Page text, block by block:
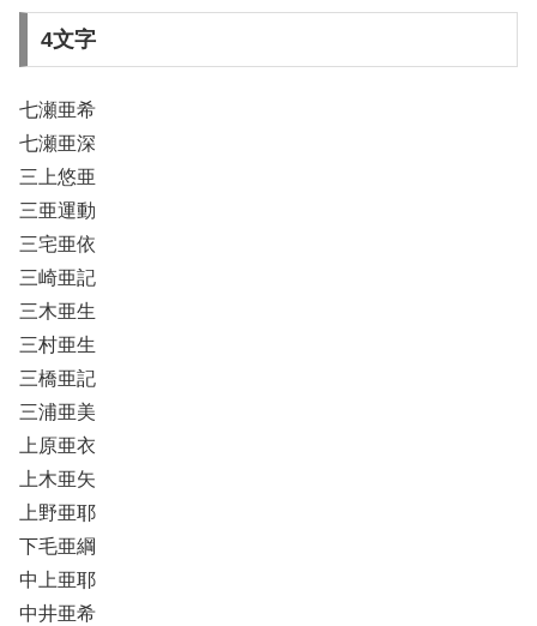
4文字
七瀬亜希
七瀬亜深
三上悠亜
三亜運動
三宅亜依
三崎亜記
三木亜生
三村亜生
三橋亜記
三浦亜美
上原亜衣
上木亜矢
上野亜耶
下毛亜綱
中上亜耶
中井亜希